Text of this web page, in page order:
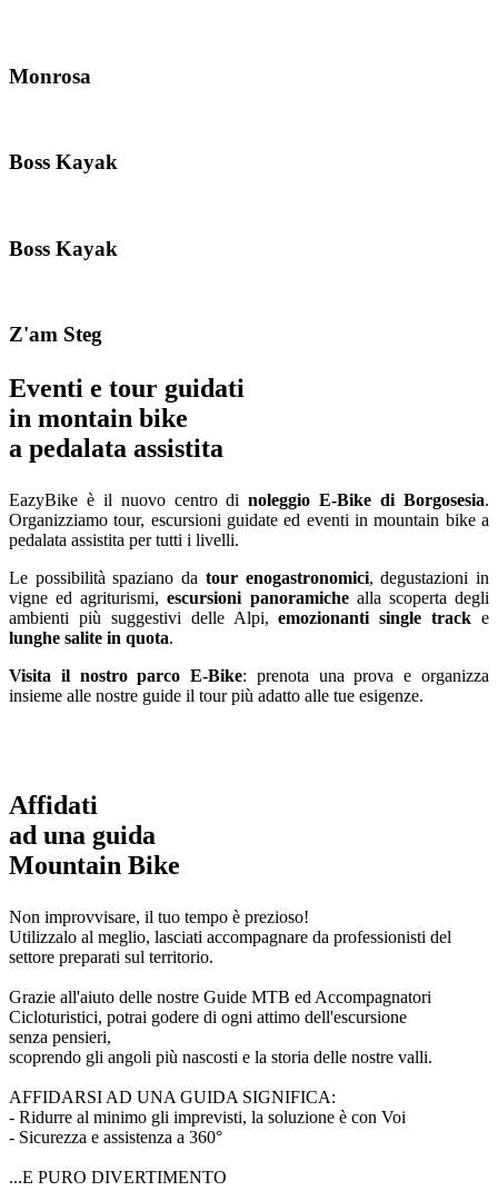
Monrosa
Boss Kayak
Boss Kayak
Z'am Steg
Eventi e tour guidati
in montain bike
a pedalata assistita
EazyBike è il nuovo centro di noleggio E-Bike di Borgosesia.
Organizziamo tour, escursioni guidate ed eventi in mountain bike a
pedalata assistita per tutti i livelli.
Le possibilità spaziano da tour enogastronomici, degustazioni in
vigne ed agriturismi,escursioni panoramichealla scoperta degli
ambienti più suggestivi delle Alpi,emozionanti single track e
lunghe salite in quota.
Visita il nostro parco E-Bike: prenota una prova e organizza
insieme alle nostre guide il tour più adatto alle tue esigenze.
Affidati
ad una guida
Mountain Bike
Non improvvisare, il tuo tempo è prezioso!
Utilizzalo al meglio, lasciati accompagnare da professionisti del
settore preparati sul territorio.
Grazie all'aiuto delle nostre Guide MTB ed Accompagnatori
Cicloturistici, potrai godere di ogni attimo dell'escursione
senza pensieri,
scoprendo gli angoli più nascosti e la storia delle nostre valli.
AFFIDARSI AD UNA GUIDA SIGNIFICA:
- Ridurre al minimo gli imprevisti, la soluzione è con Voi
- Sicurezza e assistenza a 360°
...E PURO DIVERTIMENTO